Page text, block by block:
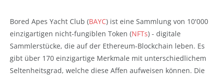
Bored Apes Yacht Club (BAYC) ist eine Sammlung von 10'000
einzigartigen nicht-fungiblen Token (NFTs) - digitale
Sammlerstücke, die auf der Ethereum-Blockchain leben. Es
gibt über 170 einzigartige Merkmale mit unterschiedlichem
Seltenheitsgrad, welche diese Affen aufweisen können. Die